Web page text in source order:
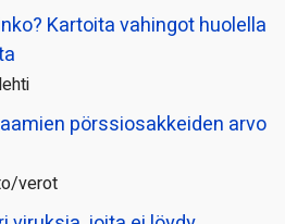
Kartoita vahingot huolella
pörssi­osakkeiden arvo
verot